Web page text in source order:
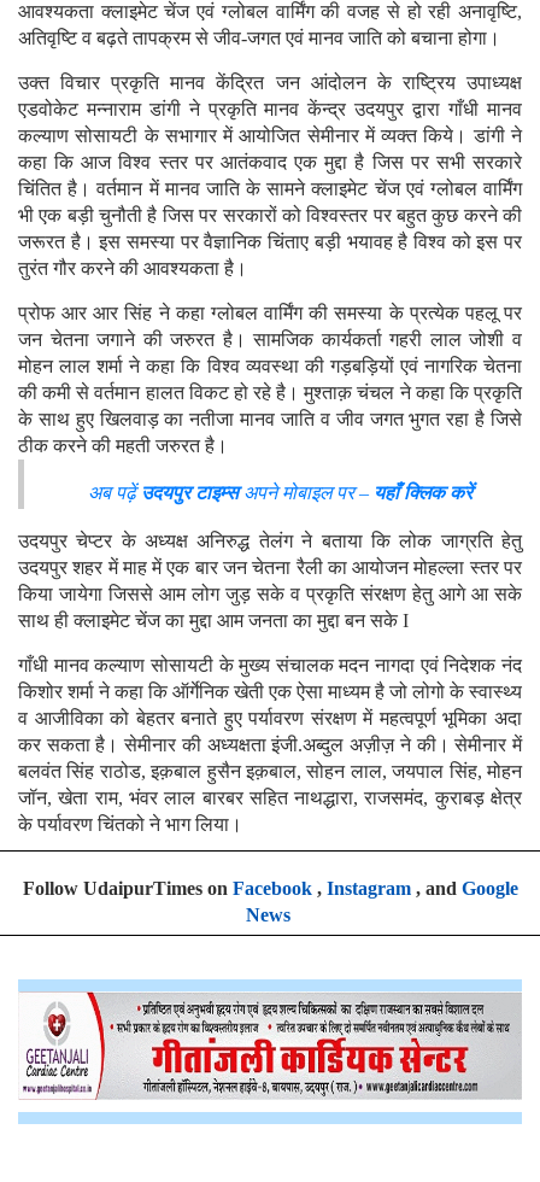
आवश्यकता क्लाइमेट चेंज एवं ग्लोबल वार्मिंग की वजह से हो रही अनावृष्टि,
अतिवृष्टि व बढ़ते तापक्रम से जीव-जगत एवं मानव जाति को बचाना होगा।
उक्त विचार प्रकृति मानव केंद्रित जन आंदोलन के राष्ट्रिय उपाध्यक्ष
एडवोकेट मन्नाराम डांगी ने प्रकृति मानव केंन्द्र उदयपुर द्वारा गाँधी मानव
कल्याण सोसायटी के सभागार में आयोजित सेमीनार में व्यक्त किये। डांगी ने
कहा कि आज विश्व स्तर पर आतंकवाद एक मुद्दा है जिस पर सभी सरकारे
चिंतित है। वर्तमान में मानव जाति के सामने क्लाइमेट चेंज एवं ग्लोबल वार्मिंग
भी एक बड़ी चुनौती है जिस पर सरकारों को विश्वस्तर पर बहुत कुछ करने की
जरूरत है। इस समस्या पर वैज्ञानिक चिंताए बड़ी भयावह है विश्व को इस पर
तुरंत गौर करने की आवश्यकता है।
प्रोफ आर आर सिंह ने कहा ग्लोबल वार्मिंग की समस्या के प्रत्येक पहलू पर
जन चेतना जगाने की जरुरत है। सामजिक कार्यकर्ता गहरी लाल जोशी व
मोहन लाल शर्मा ने कहा कि विश्व व्यवस्था की गड़बड़ियों एवं नागरिक चेतना
की कमी से वर्तमान हालत विकट हो रहे है। मुश्ताक़ चंचल ने कहा कि प्रकृति
के साथ हुए खिलवाड़ का नतीजा मानव जाति व जीव जगत भुगत रहा है जिसे
ठीक करने की महती जरुरत है।
अब पढ़ें उदयपुर टाइम्सअपने मोबाइल पर – यहाँ क्लिक करें
उदयपुर चेप्टर के अध्यक्ष अनिरुद्ध तेलंग ने बताया कि लोक जाग्रति हेतु
उदयपुर शहर में माह में एक बार जन चेतना रैली का आयोजन मोहल्ला स्तर पर
किया जायेगा जिससे आम लोग जुड़ सके व प्रकृति संरक्षण हेतु आगे आ सके
साथ ही क्लाइमेट चेंज का मुद्दा आम जनता का मुद्दा बन सके I
गाँधी मानव कल्याण सोसायटी के मुख्य संचालक मदन नागदा एवं निदेशक नंद
किशोर शर्मा ने कहा कि ऑर्गेनिक खेती एक ऐसा माध्यम है जो लोगो के स्वास्थ्य
व आजीविका को बेहतर बनाते हुए पर्यावरण संरक्षण में महत्वपूर्ण भूमिका अदा
कर सकता है। सेमीनार की अध्यक्षता इंजी.अब्दुल अज़ीज़ ने की। सेमीनार में
बलवंत सिंह राठोड, इक़बाल हुसैन इक़बाल, सोहन लाल, जयपाल सिंह, मोहन
जॉन, खेता राम, भंवर लाल बारबर सहित नाथद्धारा, राजसमंद, कुराबड़ क्षेत्र
के पर्यावरण चिंतको ने भाग लिया।
Follow UdaipurTimes on Facebook, Instagram, and Google
News